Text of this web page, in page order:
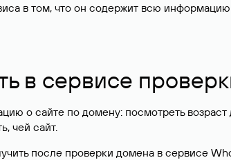
в том, что он содержит всю
в сервисе
о сайте по домену: посмотреть
чей сайт.
после проверки домена в сервисе